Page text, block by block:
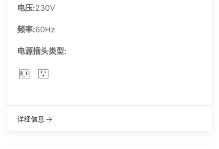
电压:230V
频率:60Hz
电源插头类型:
详细信息